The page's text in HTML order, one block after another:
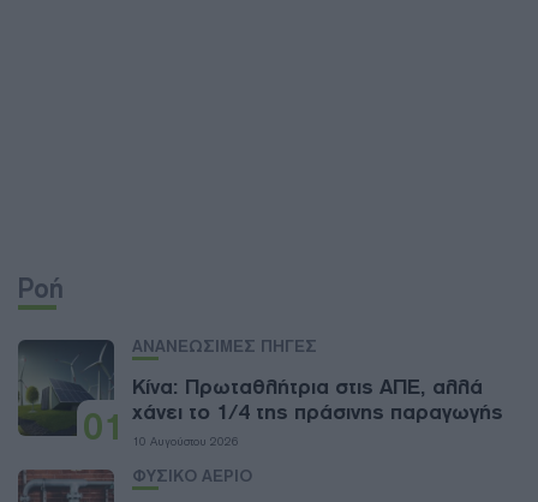
Ροή
01
ΑΝΑΝΕΩΣΙΜΕΣ ΠΗΓΕΣ
Κίνα: Πρωταθλήτρια στις ΑΠΕ, αλλά
χάνει το 1/4 της πράσινης παραγωγής
10 Αυγούστου 2026
ΦΥΣΙΚΟ ΑΕΡΙΟ